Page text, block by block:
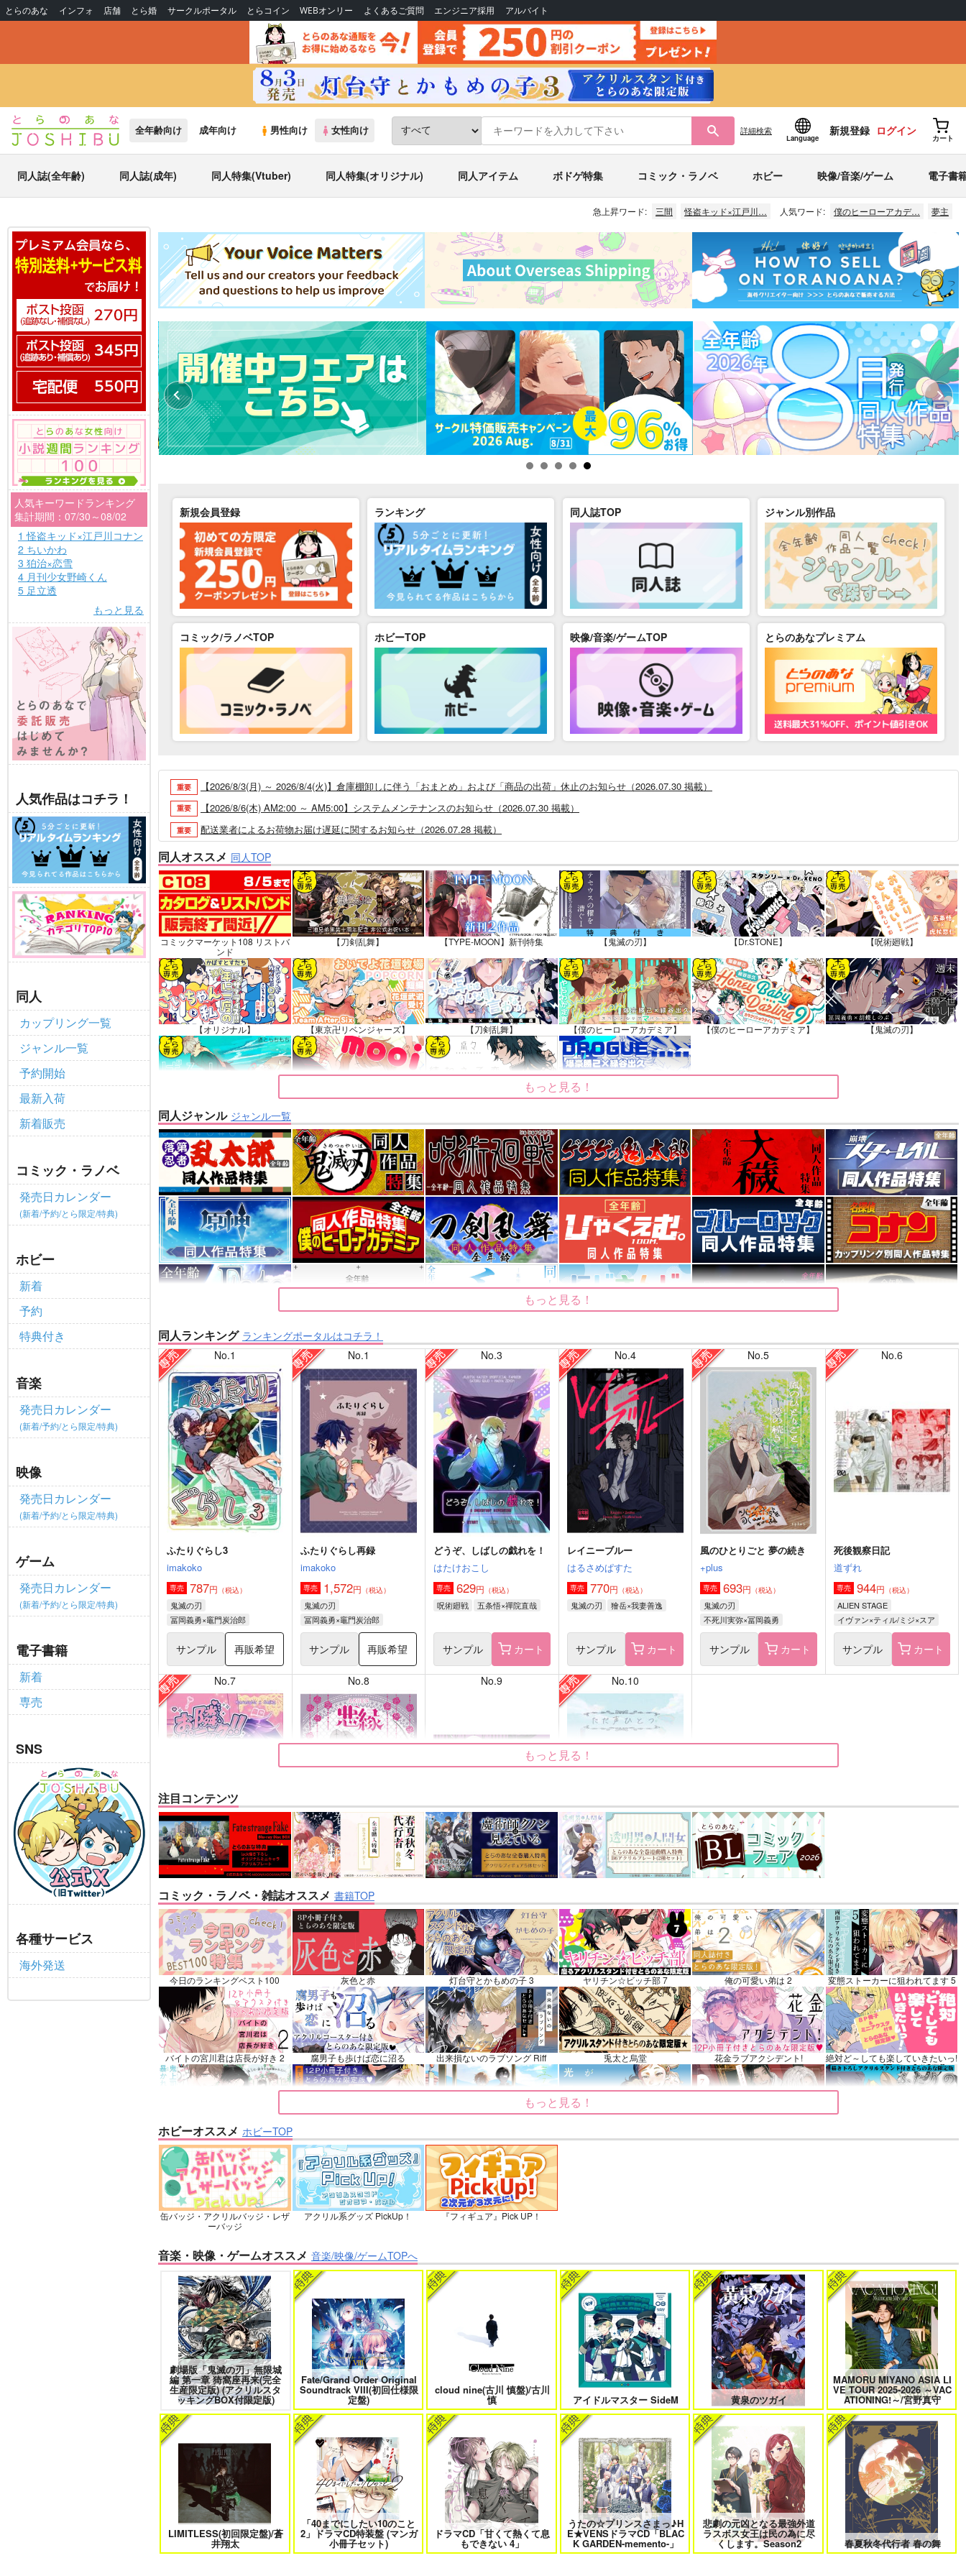
とらのあな インフォ 店舗 とら婚 サークルポータル とらコイン WEBオンリー よくあるご質問 エンジニア採用 アルバイト
全年齢向け 成年向け 男性向け 女性向け 詳細検索
Language
新規登録 ログイン
カート
同人誌(全年齢) 同人誌(成年) 同人特集(Vtuber) 同人特集(オリジナル) 同人アイテム ボドゲ特集 コミック・ラノベ ホビー 映像/音楽/ゲーム 電子書
急上昇ワード: 三間 怪盗キッド×江戸川… 人気ワード: 僕のヒーローアカデ… 夢主
人気キーワードランキング
集計期間：07/30～08/02
1 怪盗キッド×江戸川コナン
2 ちいかわ
3 狛治×恋雪
4 月刊少女野崎くん
5 足立透
もっと見る
人気作品はコチラ！
同人
カップリング一覧
ジャンル一覧
予約開始
最新入荷
新着販売
コミック・ラノベ
発売日カレンダー
(新着/予約/とら限定/特典)
ホビー
新着
予約
特典付き
音楽
発売日カレンダー
(新着/予約/とら限定/特典)
映像
発売日カレンダー
(新着/予約/とら限定/特典)
ゲーム
発売日カレンダー
(新着/予約/とら限定/特典)
電子書籍
新着
専売
SNS
各種サービス
海外発送
新規会員登録 ランキング 同人誌TOP ジャンル別作品
コミック/ラノベTOP ホビーTOP 映像/音楽/ゲームTOP とらのあなプレミアム
重要 【2026/8/3(月) ～ 2026/8/4(火)】倉庫棚卸しに伴う「おまとめ」および「商品の出荷」休止のお知らせ（2026.07.30 掲載）
重要 【2026/8/6(木) AM2:00 ～ AM5:00】システムメンテナンスのお知らせ（2026.07.30 掲載）
重要 配送業者によるお荷物お届け遅延に関するお知らせ（2026.07.28 掲載）
重要 各種おまとめお荷物の発送状況につきまして（2026.07.30 掲載）
重要 【2026/5/7より】再販投票システム・アップデートのお知らせ（2026.05.07 掲載）
重要 【2026/4/1より】とらのあなプレミアム、新支払い方法＆新プラン導入のお知らせ（2026.03.09 掲載）
重要 おまとめサイクル「定期便(月2)」一般会員様の利用再開のお知らせ（2026.02.05 掲載）
重要 「とらのあな×駿河屋日本橋乙女同人誌館」通販店頭受取サービス開始のお知らせ（2026.01.05 更新｜2025.12.30 掲載）
重要 【2025/12/1より】「通販ポイント⇒とらコイン変換キャンペーン」終了のお知らせ（2025.11.21 掲載）
重要 個人情報保護方針の改定について（2025.09.19 更新｜2025.08.01 掲載）
重要 ポイント付与・管理体制改定のお知らせ（2024.11.20 掲載）
全てのお知らせを見る
同人オススメ 同人TOP
コミックマーケット108 リストバ
ンド
【刀剣乱舞】 【TYPE-MOON】新刊特集 【鬼滅の刃】 【Dr.STONE】 【呪術廻戦】
【オリジナル】 【東京卍リベンジャーズ】 【刀剣乱舞】 【僕のヒーローアカデミア】 【僕のヒーローアカデミア】 【鬼滅の刃】
もっと見る！
同人ジャンル ジャンル一覧
もっと見る！
同人ランキング ランキングポータルはコチラ！
No.1
ふたりぐらし3
imakoko
専売 787円 （税込）
鬼滅の刃
冨岡義勇×竈門炭治郎
サンプル 再販希望
No.1
ふたりぐらし再録
imakoko
専売 1,572円 （税込）
鬼滅の刃
冨岡義勇×竈門炭治郎
サンプル 再販希望
No.3
どうぞ、しばしの戯れを！
はたけおこし
専売 629円 （税込）
呪術廻戦 五条悟×禪院直哉
サンプル カート
No.4
レイニーブルー
はるさめぱすた
専売 770円 （税込）
鬼滅の刃 獪岳×我妻善逸
サンプル カート
No.5
風のひとりごと 夢の続き
+plus
専売 693円 （税込）
鬼滅の刃
不死川実弥×冨岡義勇
サンプル カート
No.6
死後観察日記
道ずれ
専売 944円 （税込）
ALIEN STAGE
イヴァン×ティル/ミジ×スア
サンプル カート
No.7
お隣パニック!!
キャロル
専売 1,100円（税込）
その他 カラスバ×セイカ
サンプル 再販希望
No.8
悪縁
ぽむ屋
770円（税込）
Fate/Grand Order
マシュ・キリエライト
リリス
サンプル カート
No.9
nanka A kanji no title
2,200円（税込）
Fate/Grand Order
インドラ
近藤勇
サンプル カート
No.10
ただ声ひとつ
専売 1,430円（税込）
呪術廻戦 夏油傑×五条悟
サンプル カート
もっと見る！
注目コンテンツ
コミック・ラノベ・雑誌オススメ 書籍TOP
今日のランキングベスト100 灰色と赤 灯台守とかもめの子 3 ヤリチン☆ビッチ部 7 俺の可愛い弟は 2 変態ストーカーに狙われてます 5
バイトの宮川君は店長が好き 2 腐男子も歩けば恋に沼る 出来損ないのラブソング Riff 兎太と烏堂 花金ラブアクシデント! 絶対ど～しても楽していきたいっ!
鬼上司・獄寺さんは暴かれたい。
6
忠犬部下とツンデレ少尉 2 じょうずに我慢できるまで 体感予報 2
愛とかいろいろあるところ あなたは俺の運命でしょ！！
やらしく躾けて愛してあげる－
最狂ヤンキーが僕だけに夢中な
件！？
なんかもうあーあって感じ。2 特
装版
僕の愛しいよなさん
エンドロールは地獄まで 2 嘘つきなキスで今日もバイバイ 好きとおかえり 25時、赤坂で 6 クールぶり男子と激重男子 1 恋のふりして君を呼ぶ
自分しか知らない彼氏の一面 1 明日もきみに会いに行く 2 平野と鍵浦 7 せんせいの金曜日 そんなに言うなら抱いてやる ファミレス行こ。 下
オレはお前に推されたい!! 隠れ狼と流され子羊 夫を味方にする方法 5 甘くて熱くて息もできない 4
北山くんと南谷くん －お付き合い
1年目－&西湖くんと東川くん 1
ふたりよがりなメルティチャーム
1
もっと見る！
ホビーオススメ ホビーTOP
缶バッジ・アクリルバッジ・レザ
ーバッジ
アクリル系グッズ PickUp！ 『フィギュア』Pick UP！
音楽・映像・ゲームオススメ 音楽/映像/ゲームTOPへ
劇場版「鬼滅の刃」無限城
編 第一章 猗窩座再来(完全
生産限定版) (アクリルスタ
ッキングBOX付限定版)
Fate/Grand Order Original
Soundtrack VIII(初回仕様限
定盤)
cloud nine(古川 慎盤)/古川
慎 アイドルマスター SideM 黄泉のツガイ
MAMORU MIYANO ASIA LI
VE TOUR 2025-2026 ～VAC
ATIONING!～/宮野真守
LIMITLESS(初回限定盤)/蒼
井翔太
「40までにしたい10のこと
2」ドラマCD特装盤 (マンガ
小冊子セット)
ドラマCD「甘くて熱くて息
もできない 4」
うたの☆プリンスさまっ♪H
E★VENSドラマCD「BLAC
K GARDEN-memento-」
悲劇の元凶となる最強外道
ラスボス女王は民の為に尽
くします。Season2 春夏秋冬代行者 春の舞